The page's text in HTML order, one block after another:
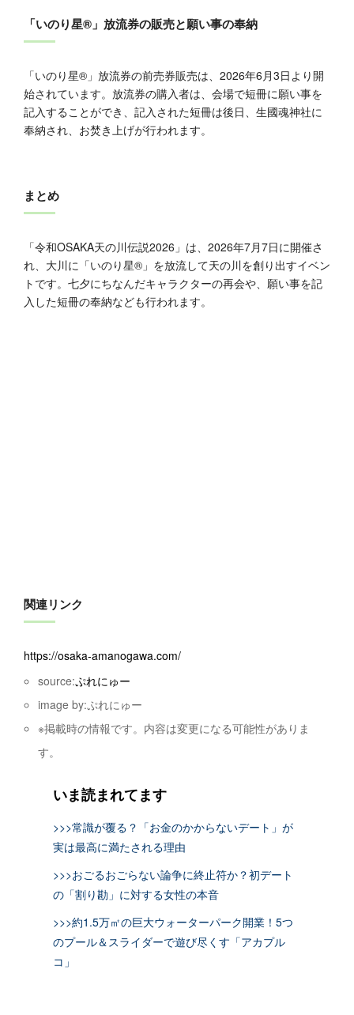
「いのり星®」放流券の販売と願い事の奉納
「いのり星®」放流券の前売券販売は、2026年6月3日より開
始されています。放流券の購入者は、会場で短冊に願い事を
記入することができ、記入された短冊は後日、生國魂神社に
奉納され、お焚き上げが行われます。
まとめ
「令和OSAKA天の川伝説2026」は、2026年7月7日に開催さ
れ、大川に「いのり星®」を放流して天の川を創り出すイベン
トです。七夕にちなんだキャラクターの再会や、願い事を記
入した短冊の奉納なども行われます。
関連リンク
https://osaka-amanogawa.com/
source:ぷれにゅー
image by:ぷれにゅー
※掲載時の情報です。内容は変更になる可能性がありま
す。
いま読まれてます
>>>常識が覆る？「お金のかからないデート」が
実は最高に満たされる理由
>>>おごるおごらない論争に終止符か？初デート
の「割り勘」に対する女性の本音
>>>約1.5万㎡の巨大ウォーターパーク開業！5つ
のプール＆スライダーで遊び尽くす「アカプル
コ」